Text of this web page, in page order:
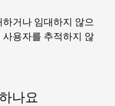
거나 임대하지 않으
용자를 추적하지 않
나요